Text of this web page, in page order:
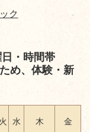
ク
・時間帯
め、体験・新
火 水 木 金